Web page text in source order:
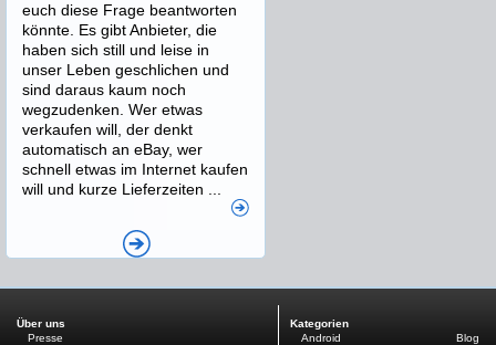
euch diese Frage beantworten
könnte. Es gibt Anbieter, die
haben sich still und leise in
unser Leben geschlichen und
sind daraus kaum noch
wegzudenken. Wer etwas
verkaufen will, der denkt
automatisch an eBay, wer
schnell etwas im Internet kaufen
will und kurze Lieferzeiten ...
Über uns
Presse
Kategorien
Android
Blog